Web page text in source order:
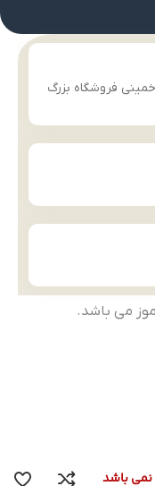
فروشگاه بزرگ
می باشد.
نمی باشد